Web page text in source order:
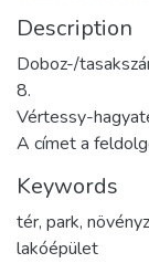
Description
Doboz-/
8.
Vértessy-
A címet a
Keywords
tér, park,
lakóépület